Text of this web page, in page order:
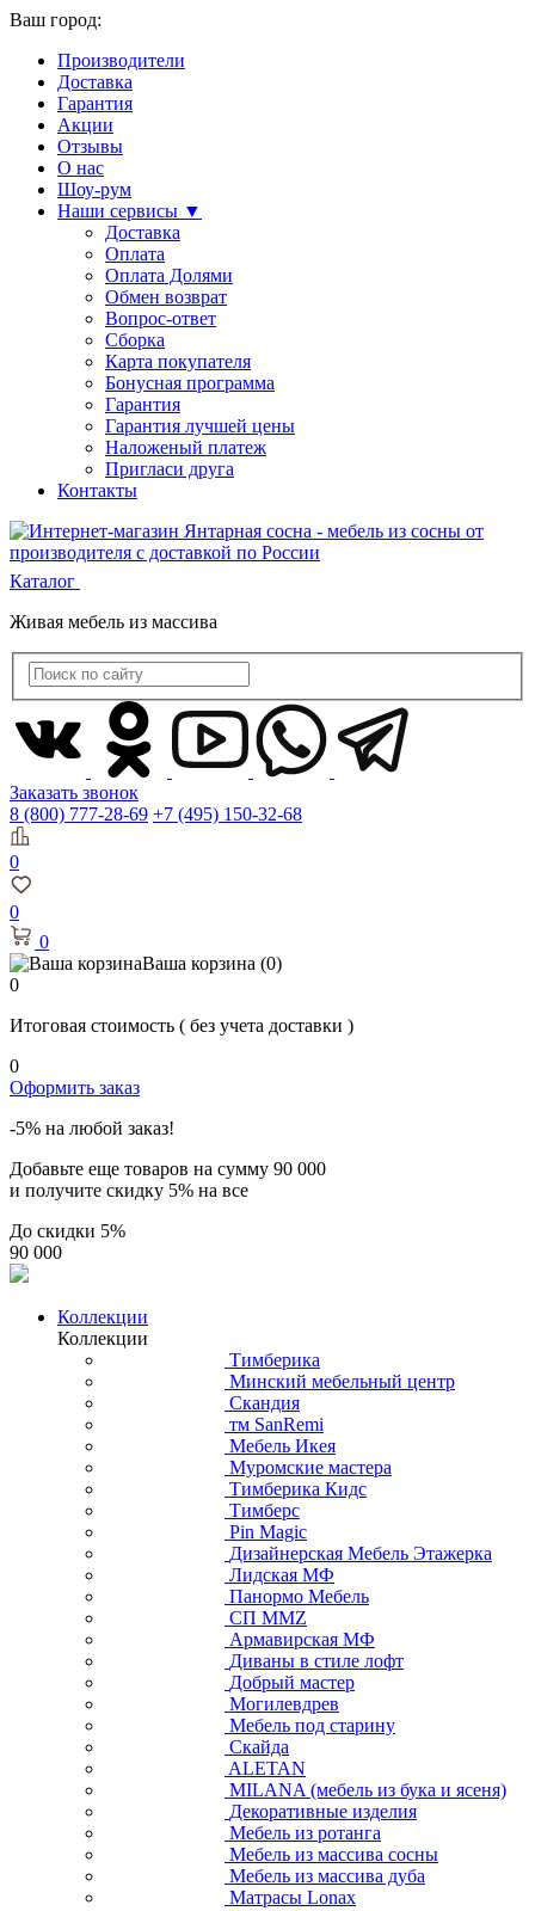
Ваш город:
Производители
Доставка
Гарантия
Акции
Отзывы
О нас
Шоу-рум
Наши сервисы ▼
Доставка
Оплата
Оплата Долями
Обмен возврат
Вопрос-ответ
Сборка
Карта покупателя
Бонусная программа
Гарантия
Гарантия лучшей цены
Наложеный платеж
Пригласи друга
Контакты
Каталог
Живая мебель из массива
Заказать звонок
8 (800) 777-28-69 +7 (495) 150-32-68
0
0
0
Ваша корзина (0)
0
Итоговая стоимость ( без учета доставки )
0
Оформить заказ
-5% на любой заказ!
Добавьте еще товаров на сумму 90 000
и получите скидку 5% на все
До скидки 5%
90 000
Коллекции
Коллекции
Тимберика
Минский мебельный центр
Скандия
тм SanRemi
Мебель Икея
Муромские мастера
Тимберика Кидс
Тимберс
Pin Magic
Дизайнерская Мебель Этажерка
Лидская МФ
Панормо Мебель
СП ММZ
Армавирская МФ
Диваны в стиле лофт
Добрый мастер
Могилевдрев
Мебель под старину
Скайда
ALETAN
MILANA (мебель из бука и ясеня)
Декоративные изделия
Мебель из ротанга
Мебель из массива сосны
Мебель из массива дуба
Матрасы Lonax